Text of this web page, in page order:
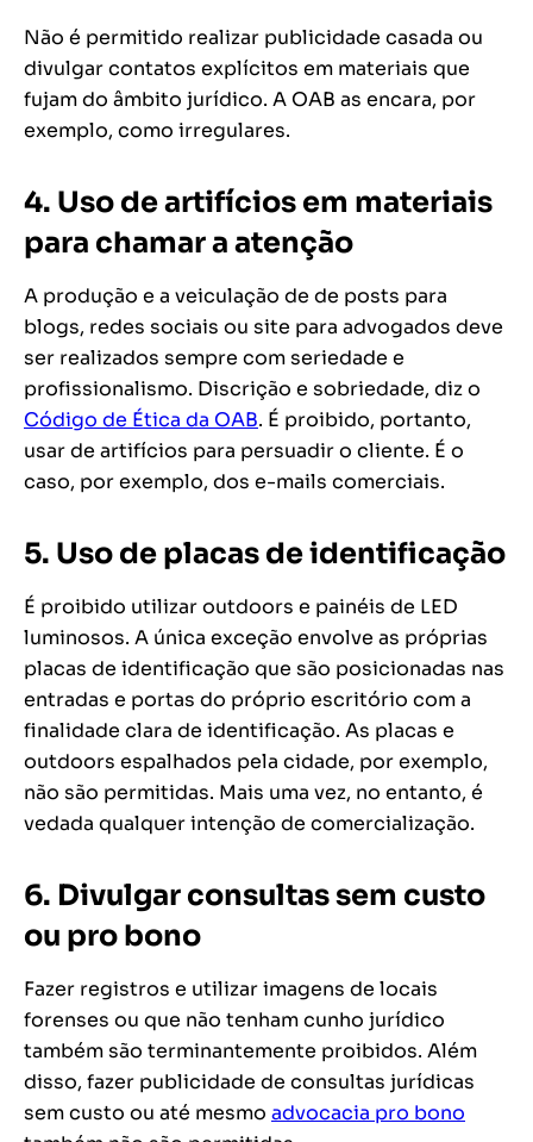
Não é permitido realizar publicidade casada ou
divulgar contatos explícitos em materiais que
fujam do âmbito jurídico. A OAB as encara, por
exemplo, como irregulares.
4. Uso de artifícios em materiais
para chamar a atenção
A produção e a veiculação de de posts para
blogs, redes sociais ou site para advogados deve
ser realizados sempre com seriedade e
profissionalismo. Discrição e sobriedade, diz o
Código de Ética da OAB. É proibido, portanto,
usar de artifícios para persuadir o cliente. É o
caso, por exemplo, dos e-mails comerciais.
5. Uso de placas de identificação
É proibido utilizar outdoors e painéis de LED
luminosos. A única exceção envolve as próprias
placas de identificação que são posicionadas nas
entradas e portas do próprio escritório com a
finalidade clara de identificação. As placas e
outdoors espalhados pela cidade, por exemplo,
não são permitidas. Mais uma vez, no entanto, é
vedada qualquer intenção de comercialização.
6. Divulgar consultas sem custo
ou pro bono
Fazer registros e utilizar imagens de locais
forenses ou que não tenham cunho jurídico
também são terminantemente proibidos. Além
disso, fazer publicidade de consultas jurídicas
sem custo ou até mesmo advocacia pro bono